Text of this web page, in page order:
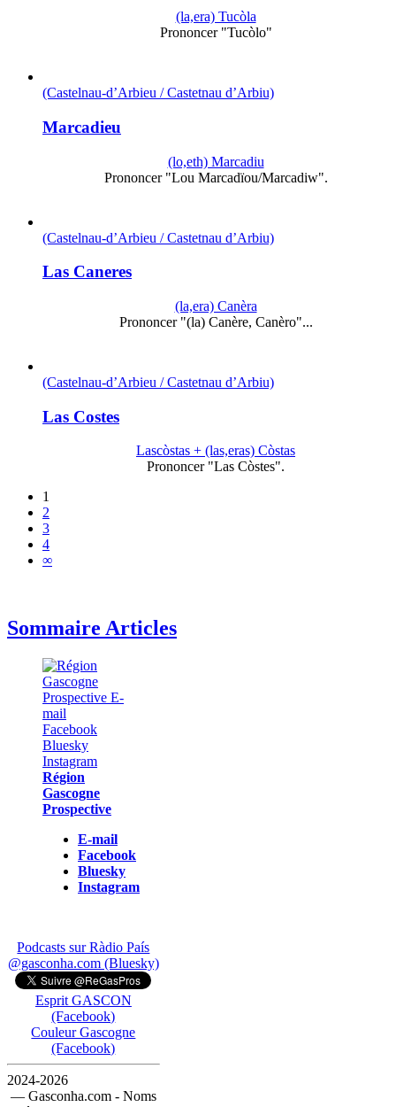
(la,era) Tucòla
Prononcer "Tucòlo"
(Castelnau-d’Arbieu / Castetnau d’Arbiu)
Marcadieu
(lo,eth) Marcadiu
Prononcer "Lou Marcadïou/Marcadiw".
(Castelnau-d’Arbieu / Castetnau d’Arbiu)
Las Caneres
(la,era) Canèra
Prononcer "(la) Canère, Canèro"...
(Castelnau-d’Arbieu / Castetnau d’Arbiu)
Las Costes
Lascòstas + (las,eras) Còstas
Prononcer "Las Còstes".
1
2
3
4
∞
Sommaire Articles
Région
Gascogne
Prospective
E-mail
Facebook
Bluesky
Instagram
Podcasts sur Ràdio País
@gasconha.com (Bluesky)
Esprit GASCON
(Facebook)
Couleur Gascogne
(Facebook)
2024-2026
— Gasconha.com - Noms